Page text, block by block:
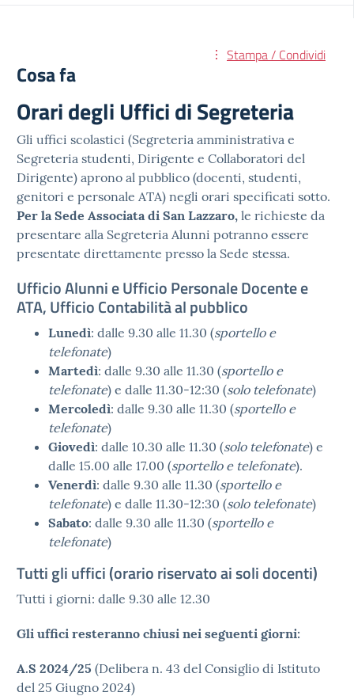
Stampa / Condividi
Cosa fa
Orari degli Uffici di Segreteria
Gli uffici scolastici (Segreteria amministrativa e
Segreteria studenti, Dirigente e Collaboratori del
Dirigente) aprono al pubblico (docenti, studenti,
genitori e personale ATA) negli orari specificati sotto.
Per la Sede Associata di San Lazzaro, le richieste da
presentare alla Segreteria Alunni potranno essere
presentate direttamente presso la Sede stessa.
Ufficio Alunni e Ufficio Personale Docente e
ATA, Ufficio Contabilità al pubblico
Lunedì: dalle 9.30 alle 11.30 (sportello e
telefonate)
Martedì: dalle 9.30 alle 11.30 (sportello e
telefonate) e dalle 11.30-12:30 (solo telefonate)
Mercoledì: dalle 9.30 alle 11.30 (sportello e
telefonate)
Giovedì: dalle 10.30 alle 11.30 (solo telefonate) e
dalle 15.00 alle 17.00 (sportello e telefonate).
Venerdì: dalle 9.30 alle 11.30 (sportello e
telefonate) e dalle 11.30-12:30 (solo telefonate)
Sabato: dalle 9.30 alle 11.30 (sportello e
telefonate)
Tutti gli uffici (orario riservato ai soli docenti)
Tutti i giorni: dalle 9.30 alle 12.30
Gli uffici resteranno chiusi nei seguenti giorni:
A.S 2024/25 (Delibera n. 43 del Consiglio di Istituto
del 25 Giugno 2024)